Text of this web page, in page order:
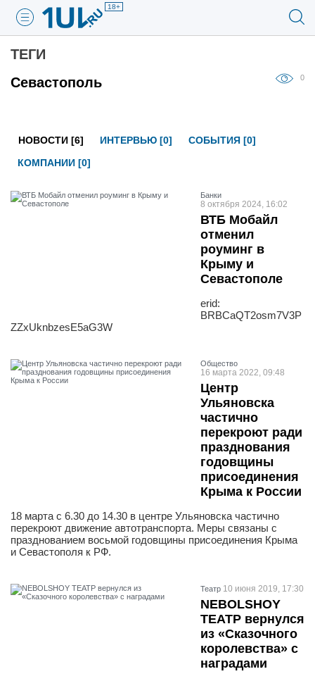
18+
ТЕГИ
Севастополь
0
НОВОСТИ [6] ИНТЕРВЬЮ [0]
СОБЫТИЯ [0]
КОМПАНИИ [0]
Банки
8 октября 2024, 16:02
ВТБ Мобайл
отменил
роуминг в
Крыму и
Севастополе
erid:
BRBCaQT2osm7V3P
ZZxUknbzesE5aG3W
Общество
16 марта 2022, 09:48
Центр
Ульяновска
частично
перекроют ради
празднования
годовщины
присоединения
Крыма к России
18 марта с 6.30 до 14.30 в центре Ульяновска частично
перекроют движение автотранспорта. Меры связаны с
празднованием восьмой годовщины присоединения Крыма
и Севастополя к РФ.
Театр 10 июня 2019, 17:30
NEBOLSHOY
ТЕАТР вернулся
из «Сказочного
королевства» с
наградами